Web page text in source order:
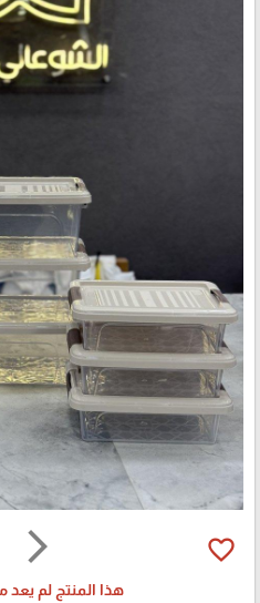
arrow_forward_ios favorite_border
هذا المنتج لم يعد